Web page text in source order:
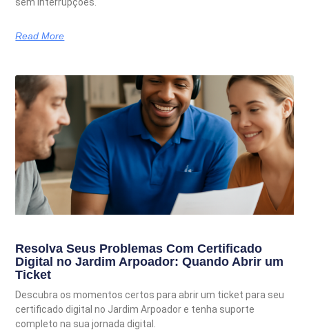
Read More
Resolva Seus Problemas Com Certificado
Digital no Jardim Arpoador: Quando Abrir um
Ticket
Descubra os momentos certos para abrir um ticket para seu
certificado digital no Jardim Arpoador e tenha suporte
completo na sua jornada digital.